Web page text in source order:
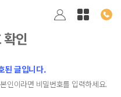
확인
된 글입니다.
인이라면 비밀번호를 입력하세요.